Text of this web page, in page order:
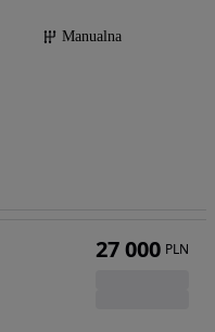
Manualna
27 000 PLN